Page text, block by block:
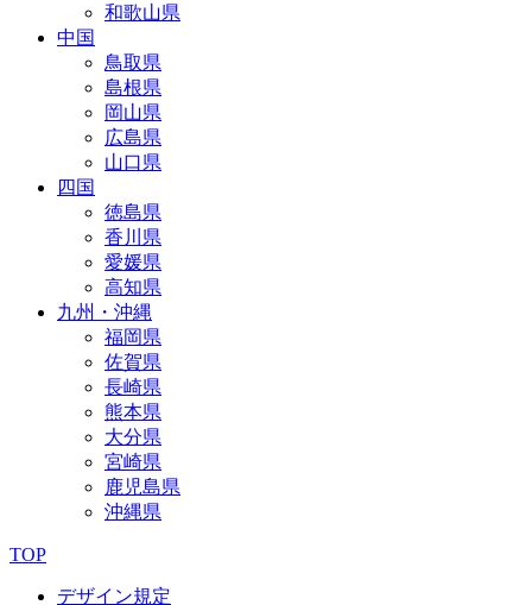
和歌山県
中国
鳥取県
島根県
岡山県
広島県
山口県
四国
徳島県
香川県
愛媛県
高知県
九州・沖縄
福岡県
佐賀県
長崎県
熊本県
大分県
宮崎県
鹿児島県
沖縄県
TOP
デザイン規定